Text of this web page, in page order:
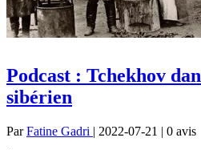
Podcast : Tchekhov
sibérien
ParFatine Gadri | 2022-07-21 | 0 avis